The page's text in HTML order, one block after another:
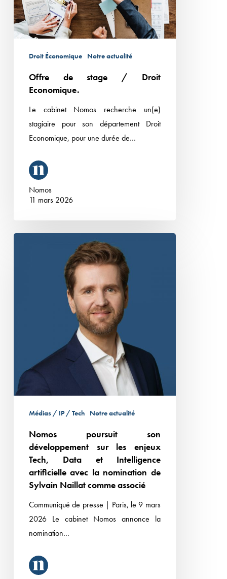
Droit Économique Notre actualité
Offre de stage / Droit
Economique.
Le cabinet Nomos recherche un(e)
stagiaire pour son département Droit
Economique, pour une durée de…
Nomos
11 mars 2026
Intelligence
artificielle
nomination
Naillat
associé
Médias / IP / Tech Notre actualité
Nomos poursuit son
développement sur les enjeux
Tech, Data et Intelligence
artificielle avec la nomination de
Sylvain Naillat comme associé
Communiqué de presse | Paris, le 9 mars
2026 Le cabinet Nomos annonce la
nomination…